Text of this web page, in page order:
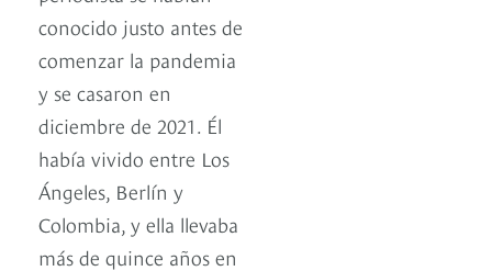
conocido justo antes de
comenzar la pandemia
y se casaron en
diciembre de 2021. Él
había vivido entre Los
Ángeles, Berlín y
Colombia, y ella llevaba
más de quince años en